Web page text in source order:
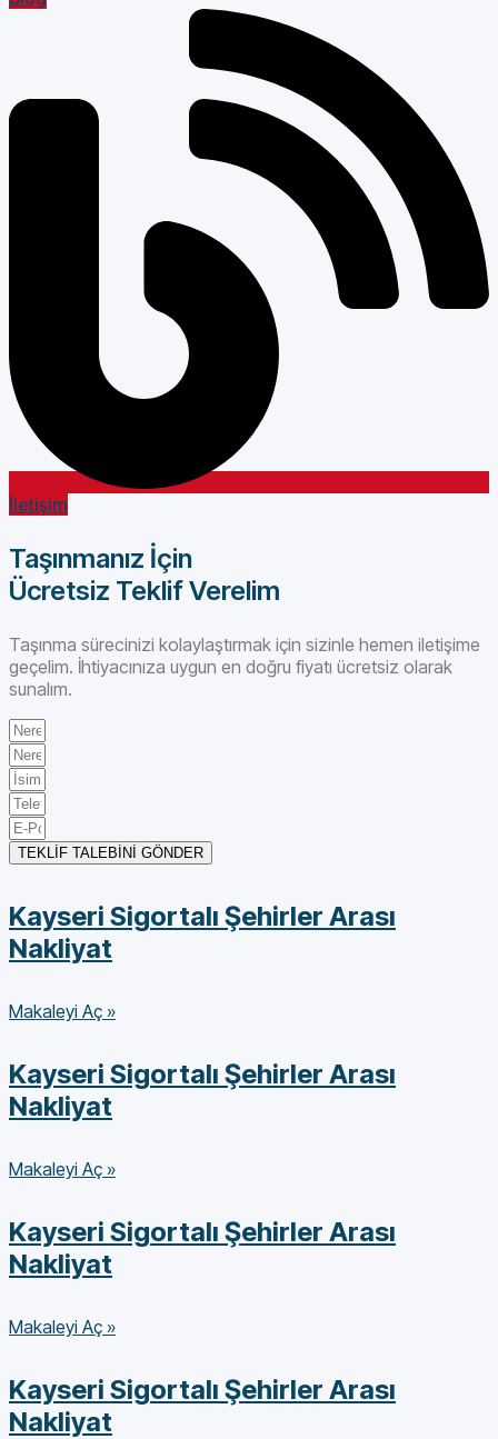
İletişim
Taşınmanız İçin
Ücretsiz Teklif Verelim
Taşınma sürecinizi kolaylaştırmak için sizinle hemen iletişime
geçelim. İhtiyacınıza uygun en doğru fiyatı ücretsiz olarak
sunalım.
TEKLİF TALEBİNİ GÖNDER
Kayseri Sigortalı Şehirler Arası
Nakliyat
Makaleyi Aç »
Kayseri Sigortalı Şehirler Arası
Nakliyat
Makaleyi Aç »
Kayseri Sigortalı Şehirler Arası
Nakliyat
Makaleyi Aç »
Kayseri Sigortalı Şehirler Arası
Nakliyat